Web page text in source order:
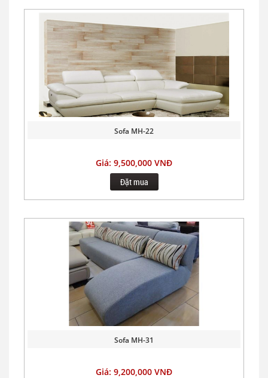
Sofa MH-22
Giá: 9,500,000 VNĐ
Đặt mua
Sofa MH-31
Giá: 9,200,000 VNĐ